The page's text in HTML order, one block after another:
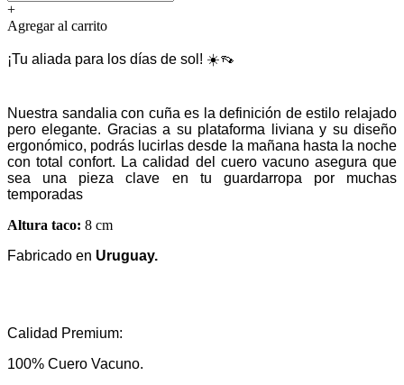
+
Agregar al carrito
¡Tu aliada para los días de sol! ☀️👡
Nuestra sandalia con cuña es la definición de estilo relajado
pero elegante. Gracias a su plataforma liviana y su diseño
ergonómico, podrás lucirlas desde la mañana hasta la noche
con total confort. La calidad del cuero vacuno asegura que
sea una pieza clave en tu guardarropa por muchas
temporadas
Altura taco: 8 cm
Fabricado en Uruguay.
Calidad Premium:
100% Cuero Vacuno.